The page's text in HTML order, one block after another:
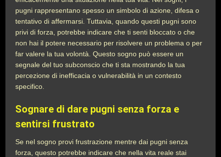
pugni rappresentano spesso un simbolo di azione, difesa o
tentativo di affermarsi. Tuttavia, quando questi pugni sono
privi di forza, potrebbe indicare che ti senti bloccato o che
non hai il potere necessario per risolvere un problema o per
far valere la tua volontà. Questo sogno può essere un
segnale del tuo subconscio che ti sta mostrando la tua
percezione di inefficacia o vulnerabilità in un contesto
specifico.
Sognare di dare pugni senza forza e
sentirsi frustrato
Se nel sogno provi frustrazione mentre dai pugni senza
forza, questo potrebbe indicare che nella vita reale stai